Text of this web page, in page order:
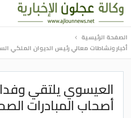
الصفحة الرئيسية
أخبار ونشاطات معالي رئيس الديوان الملكي
العيسوي يلتقي
أصحاب المبادرات